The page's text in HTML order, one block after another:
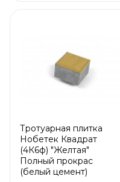
Тротуарная плитка
Нобетек Квадрат
(4К6ф) "Желтая"
Полный прокрас
(белый цемент)